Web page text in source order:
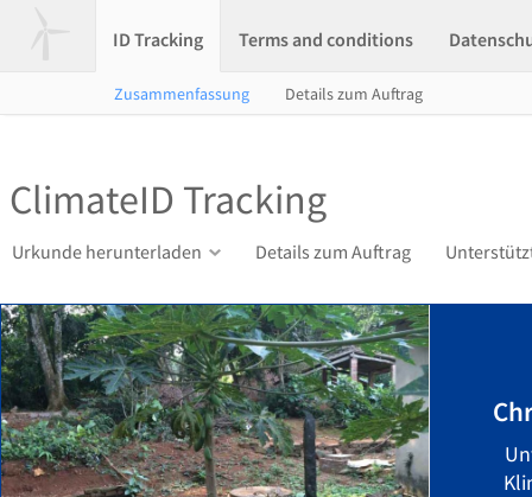
ID Tracking Terms and conditions
Zusammenfassung Details zum Auftrag
ClimateID Tracking
Urkunde herunterladen Details zum Auftrag